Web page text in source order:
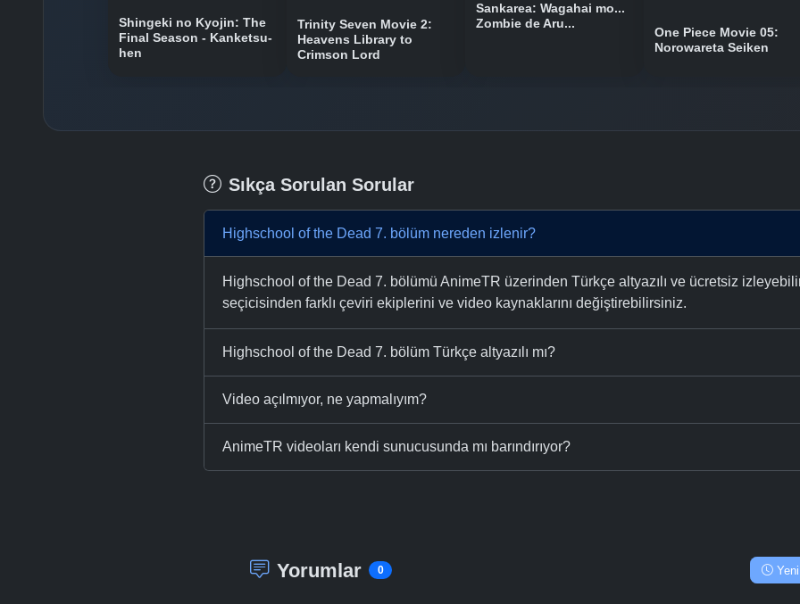
Shingeki no Kyojin: The
Final Season - Kanketsu-
hen
Trinity Seven Movie 2:
Heavens Library to
Crimson Lord
Sankarea: Wagahai mo...
Zombie de Aru...
One Piece Movie 05:
Norowareta Seiken
Sıkça Sorulan Sorular
Highschool of the Dead 7. bölüm nereden izlenir?
Highschool of the Dead 7. bölümü AnimeTR üzerinden Türkçe altyazılı ve ücretsiz
seçicisinden farklı çeviri ekiplerini ve video kaynaklarını değiştirebilirsiniz.
Highschool of the Dead 7. bölüm Türkçe altyazılı mı?
Video açılmıyor, ne yapmalıyım?
AnimeTR videoları kendi sunucusunda mı barındırıyor?
Yorumlar 0 Yeni